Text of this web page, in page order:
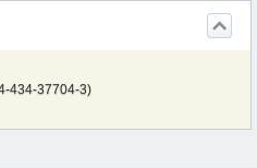
434-37704-3)